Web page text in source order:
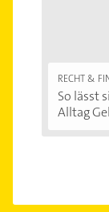
RECHT &
So lässt
Alltag